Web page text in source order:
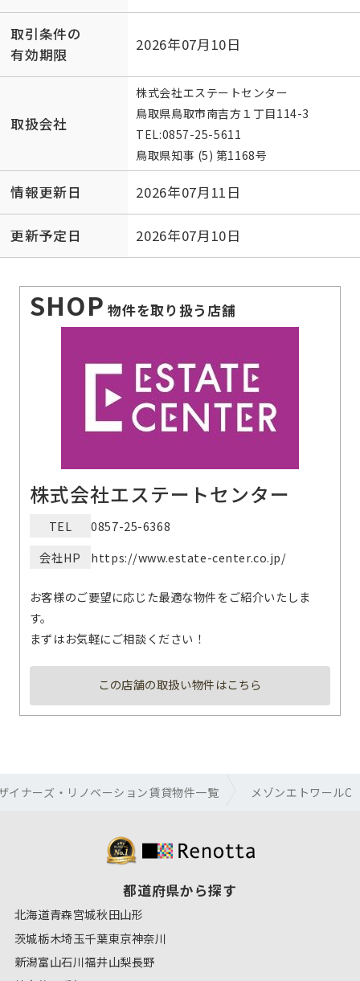
取引条件の
有効期限
2026年07月10日
取扱会社
株式会社エステートセンター
鳥取県鳥取市南吉方１丁目114-3
TEL:0857-25-5611
鳥取県知事 (5) 第1168号
情報更新日 2026年07月11日
更新予定日 2026年07月10日
SHOP 物件を取り扱う店舗
株式会社エステートセンター
TEL
0857-25-6368
会社HP
https://www.estate-center.co.jp/
お客様のご要望に応じた最適な物件をご紹介いたしま
す。
まずはお気軽にご相談ください！
この店舗の取扱い物件はこちら
イナーズ・リノベーション賃貸物件一覧 メゾンエトワールC
都道府県から探す
北海道青森宮城秋田山形
茨城栃木埼玉千葉東京神奈川
新潟富山石川福井山梨長野